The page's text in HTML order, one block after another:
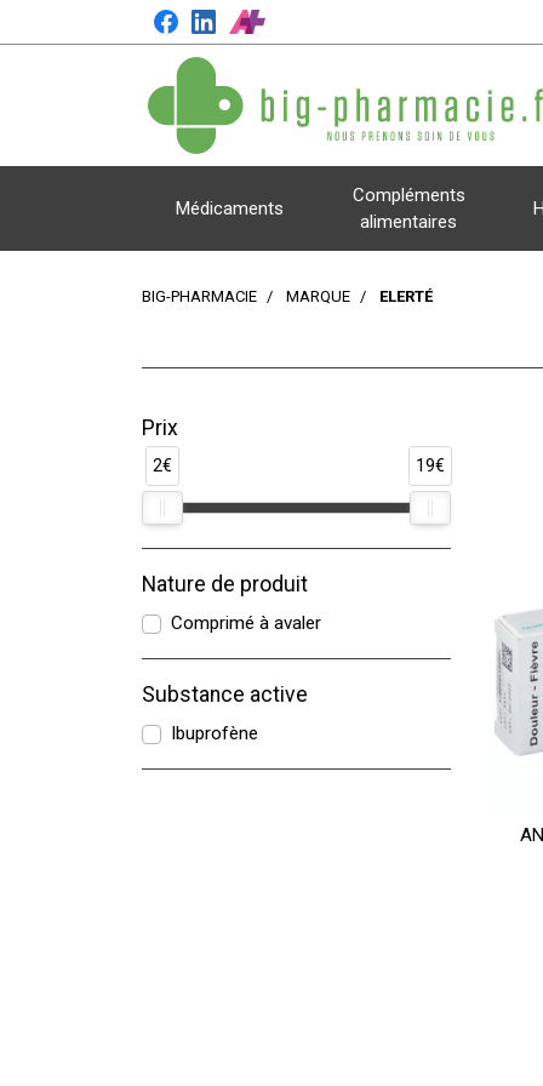
Médicaments
Compléments
alimentaires
BIG-PHARMACIE MARQUE ELERTÉ
Prix
2€ 19€
Nature de produit
Comprimé à avaler
Substance active
Ibuprofène